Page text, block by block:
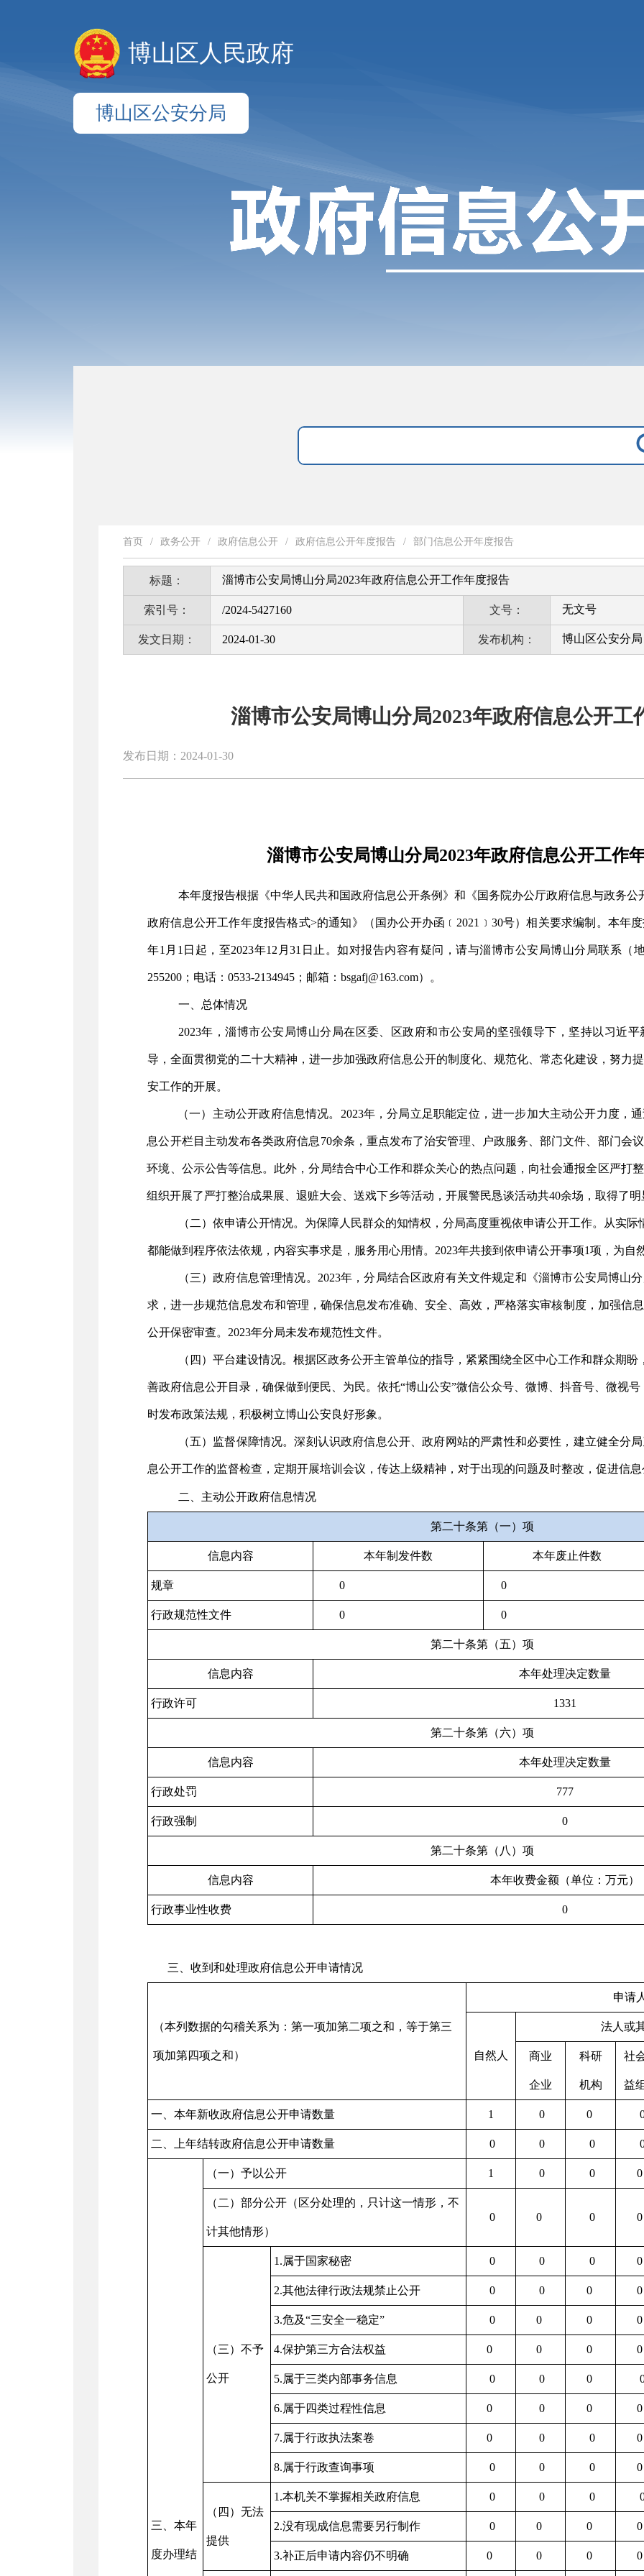
博山区人民政府
博山区公安分局
首页 / 政务公开 / 政府信息公开 / 政府信息公开年度报告 / 部门信息公开年度报告
标题： 淄博市公安局博山分局2023年政府信息公开工作年度报告
索引号： /2024-5427160 文号： 无文号
发文日期： 2024-01-30 发布机构： 博山区公安分局
淄博市公安局博山分局2023年政府信息公开工
发布日期：2024-01-30
淄博市公安局博山分局2023年政府信息公开工作
本年度报告根据《中华人民共和国政府信息公开条例》和《国务院办公厅政府信息与政务
政府信息公开工作年度报告格式>的通知》（国办公开办函﹝2021﹞30号）相关要求编制。本年
年1 月 1 日起，至2023年12 月31 日止。如对报告内容有疑问，请与淄博市公安局博山分局联系（
255200 ；电话： 0533-2134945 ；邮箱： bsgafj@163.com）。
一、总体情况
2023年，淄博市公安局博山分局在 区委、 区政府和市公安局的坚强领导下，坚持以习近
导，全面贯彻党的二十大精神， 进一步加强政府信息公开的制度化、规范化、常态化建设，努力
安工作的开展。
（一） 主动公开政府信息情况。 2023年，分局立足职能定位 ，进一步加大主动公开力度，
息公开栏目主动发布各类政府信息 70余条，重点发布了治安管理、户政服务、部门文件、部门会
环境、公示公告等信息。此外，分局结合中心工作和群众关心的热点问题，向社会通报全区严打
组织开展了严打整治成果展、退赃大会 、送戏下乡等活动，开展警民恳谈活动共40余场，取得了
（二）依申请公开情况。 为保障人民群众的知情权， 分局高度重视依申请公开工作。从实
都能做到程序依法依规，内容实事求是，服务用心用情。2023年共接到依申请公开事项1项， 为自
（三）政府信息管理情况。 2023年，分 局结合区政府有关文件规定和《淄博市公安局博山
求 ，进一步规范信息发布和管理，确保信息发布准确、安全、高效，严格落实审核制度，加强信
公开保密审查。2023年分局未发布规范性文件。
（四）平台建设情况。 根据区政务公开主管单位的指导，紧紧围绕全区中心工作和群众期盼
善政府信息公开目录，确保做到便民、为民。依托“博山公安”微信公众号、微博、抖音号、微视
时发布政策法规，积极树立博山公安良好形象。
（五）监督保障情况。深刻认识政府信息公开、政府网站的严肃性和必要性，建立健全分局
息公开工作的监督检查，定期开展培训会议，传达上级精神，对于出现的问题及时整改 ， 促进信
二、主动公开政府信息情况
第二十条第（一）项
信息内容 本年制发件数 本年废止件数
规章 0 0
行政规范性文件 0 0
第二十条第（五）项
信息内容 本年处理决定数量
行政许可 1331
第二十条第（六）项
信息内容 本年处理决定数量
行政处罚 777
行政强制 0
第二十条第（八）项
信息内容 本年收费金额（单位：万元）
行政事业性收费 0
三、收到和处理政府信息公开申请情况
（本列数据的勾稽关系为：第一项加第二项之和，等于第三
项加第四项之和）
申请
自然人
法人或
商业
企业
科研
机构
社
益
一、本年新收政府信息公开申请数量 1 0 0
二、上年结转政府信息公开申请数量 0 0 0
三、本年
度办理结
（一）予以公开 1 0 0
（二）部分公开（区分处理的，只计这一情形，不
计其他情形）
0 0 0
（三）不予
公开
1.属于国家秘密 0 0 0
2.其他法律行政法规禁止公开 0 0 0
3.危及“三安全一稳定” 0 0 0
4.保护第三方合法权益 0 0 0
5.属于三类内部事务信息 0 0 0
6.属于四类过程性信息 0 0 0
7.属于行政执法案卷 0 0 0
8.属于行政查询事项 0 0 0
（四）无法
提供
1.本机关不掌握相关政府信息 0 0 0
2.没有现成信息需要另行制作 0 0 0
3.补正后申请内容仍不明确 0 0 0